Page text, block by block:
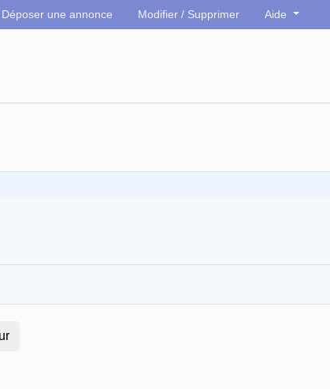
Déposer une annonce Modifier / Supprimer Aide